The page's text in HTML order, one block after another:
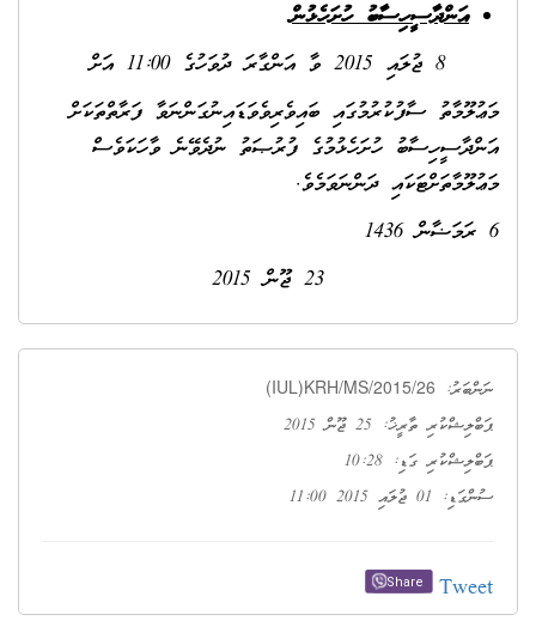
އަންދާސީހިސާބު ހުށަހެޅުން
މަޢުލޫމާތު ސާފުކުރުމުގައި ބައިވެރިވެވަޑައިނުގަންނަވާ ފަރާތްތަކަށް
އަންދާސީހިސާބު ހުށަހެޅުމުގެ ފުރުޞަތު ނުދެވޭނެ ވާހަކަވެސް
މަޢުލޫމާތަށްޓަކައި ދަންނަވަމެވެ.
6 ރަމަޟާން 1436
23 ޖޫން 2015
ނަންބަރު: (IUL)KRH/MS/2015/26
ޕަބްލިޝްކުރި ތާރީޚު: 25 ޖޫން 2015
ޕަބްލިޝްކުރި ގަޑި: 10:28
ސުންގަޑި: 01 ޖުލައި 2015 11:00
Tweet
Share